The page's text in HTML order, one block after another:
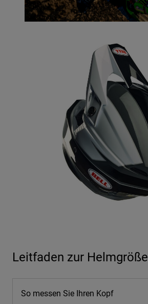
Leitfaden zur Helmgröße
So messen Sie Ihren Kopf